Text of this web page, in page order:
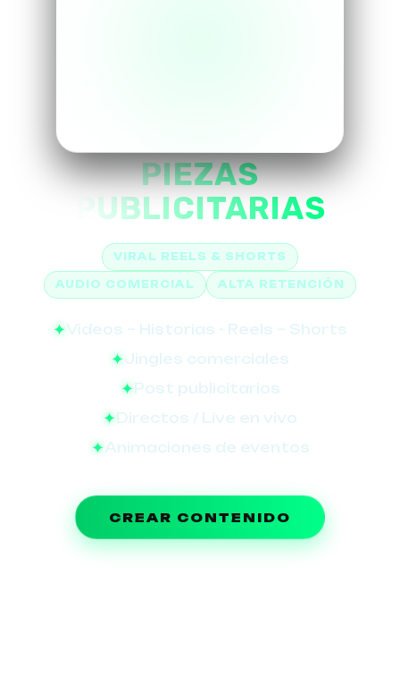
PIEZAS
PUBLICITARIAS
VIRAL REELS & SHORTS
AUDIO COMERCIAL ALTA RETENCIÓN
Videos – Historias - Reels – Shorts
Jingles comerciales
Post publicitarios
Directos / Live en vivo
Animaciones de eventos
CREAR CONTENIDO